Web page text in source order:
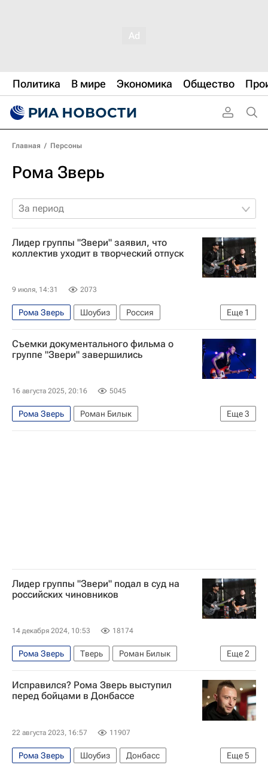
Политика В мире Экономика Общество
Главная / Персоны
Рома Зверь
За период
Лидер группы "Звери" заявил, что
коллектив уходит в творческий отпуск
9 июля, 14:31 2073
Еще 1
Рома Зверь Шоубиз
Россия
Роман Билык
Съемки документального фильма о
группе "Звери" завершились
16 августа 2025, 20:16 5045
Еще3
Рома Зверь
Роман Билык
Александр Войтинский
Культура Культура
Лидер группы "Звери" подал в суд на
российских чиновников
14 декабря 2024, 10:53 18174
Еще2
Рома Зверь Тверь
Роман Билык
Общество
Россия
Исправился? Рома Зверь выступил
перед бойцами в Донбассе
22 августа 2023, 16:57 11907
Еще5
Рома Зверь Шоубиз
Донбасс